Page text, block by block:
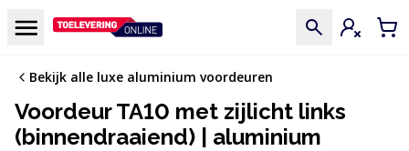
Menu Inloggen
Bekijk alle luxe aluminium voordeuren
Voordeur TA10 met zijlicht links
(binnendraaiend) | aluminium